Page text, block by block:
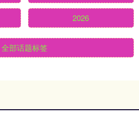
2026
全部话题标签